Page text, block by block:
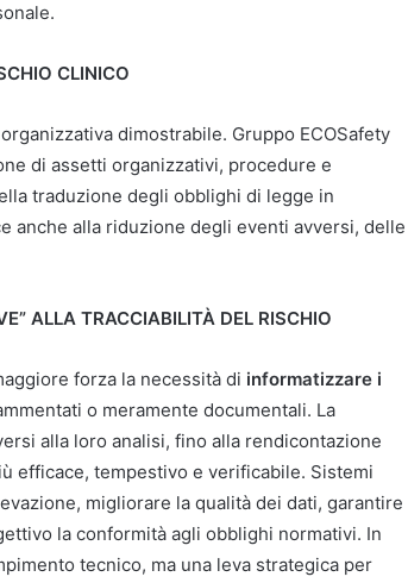
CLINICO
dimostrabile. Gruppo ECOSafety
di assetti organizzativi, procedure e
traduzione degli obblighi di legge in
anche alla riduzione degli eventi avversi, delle
ALLA TRACCIABILITÀ DEL RISCHIO
forza la necessità di informatizzare i
o meramente documentali. La
alla loro analisi, fino alla rendicontazione
efficace, tempestivo e verificabile. Sistemi
migliorare la qualità dei dati, garantire
la conformità agli obblighi normativi. In
tecnico, ma una leva strategica per